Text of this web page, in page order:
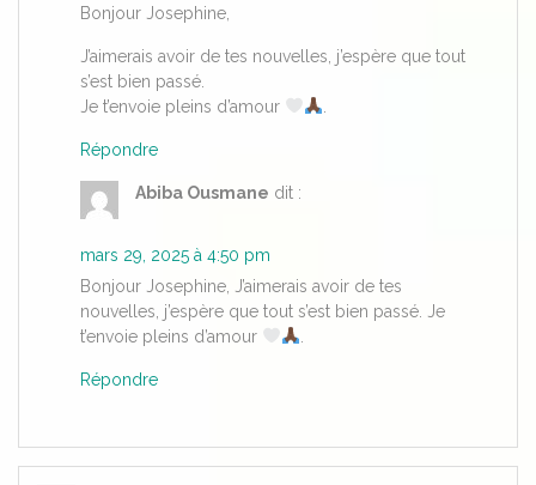
Bonjour Josephine,
J’aimerais avoir de tes nouvelles, j’espère que tout
s’est bien passé.
Je t’envoie pleins d’amour
Répondre
Abiba Ousmane dit :
mars 29, 2025 à 4:50 pm
Bonjour Josephine, J’aimerais avoir de tes
nouvelles, j’espère que tout s’est bien passé. Je
t’envoie pleins d’amour
Répondre